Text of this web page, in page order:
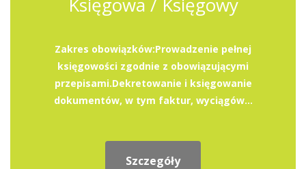
Zakres obowiązków:Prowadzenie pełnej
księgowości zgodnie z obowiązującymi
przepisami.Dekretowanie i księgowanie
dokumentów, w tym faktur, wyciągów...
Szczegóły